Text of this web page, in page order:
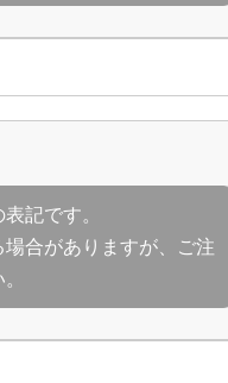
記です。
合がありますが、ご注